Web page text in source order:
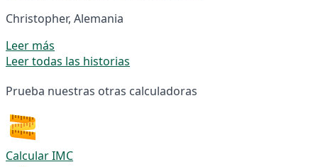
Christopher, Alemania
Leer más
Leer todas las historias
Prueba nuestras otras calculadoras
Calcular IMC